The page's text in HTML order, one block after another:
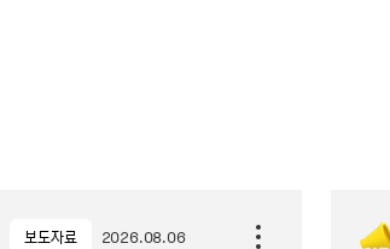
보도자료 2026.08.06